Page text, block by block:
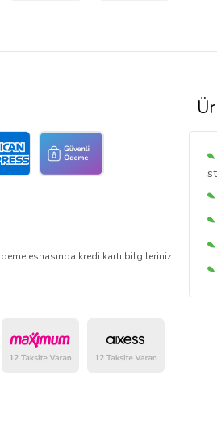
esnasında kredi kartı bilgileriniz